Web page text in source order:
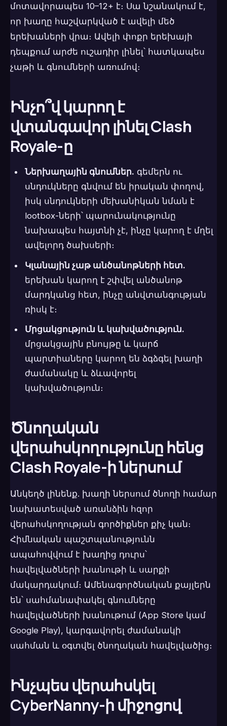
մոտավորապես 10–12+ է։ Սա նշանակում է,
որ խաղը հաշվարկված է ավելի մեծ
երեխաների վրա։ Ավելի փոքր երեխայի
դեպքում արժե ուշադիր լինել՝ հատկապես
չաթի և գնումների առումով։
Ինչո՞վ կարող է
վտանգավոր լինել Clash
Royale-ը
Ներխաղային գնումներ. գեմերն ու
սնդուկները գնվում են իրական փողով,
իսկ սնդուկների մեխանիկան նման է
lootbox-ների՝ պարունակությունը
նախապես հայտնի չէ, ինչը կարող է մղել
ավելորդ ծախսերի։
Կլանային չաթ անծանոթների հետ.
երեխան կարող է շփվել անծանոթ
մարդկանց հետ, ինչը անվտանգության
ռիսկ է։
Մրցակցություն և կախվածություն.
մրցակցային բնույթը և կարճ
պարտիաները կարող են ձգձգել խաղի
ժամանակը և ձևավորել
կախվածություն։
Ծնողական
վերահսկողությունը հենց
Clash Royale-ի ներսում
Անկեղծ լինենք. խաղի ներսում ծնողի համար
նախատեսված առանձին հզոր
վերահսկողության գործիքներ քիչ կան։
Հիմնական պաշտպանությունն
ապահովվում է խաղից դուրս՝
հավելվածների խանութի և սարքի
մակարդակում։ Ամենագործնական քայլերն
են՝ սահմանափակել գնումները
հավելվածների խանութում (App Store կամ
Google Play), կարգավորել ժամանակի
սահման և օգտվել ծնողական հավելվածից։
Ինչպես վերահսկել
CyberNanny-ի միջոցով